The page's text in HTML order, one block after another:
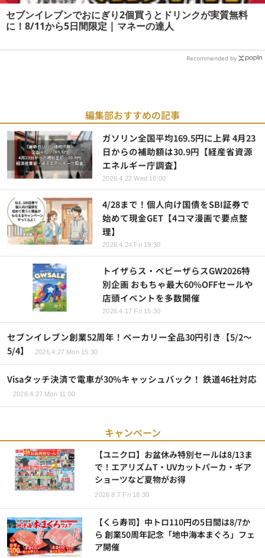
セブンイレブンでおにぎり2個買うとドリンクが実質無料
に！8/11から5日間限定 | マネーの達人
Recommended by
編集部おすすめの記事
ガソリン全国平均169.5円に上昇 4月23
日からの補助額は30.9円【経産省資源
エネルギー庁調査】
2026.4.22 Wed 16:00
4/28まで！個人向け国債をSBI証券で
始めて現金GET【4コマ漫画で要点整
理】
2026.4.24 Fri 19:30
トイザらス・ベビーザらスGW2026特
別企画 おもちゃ最大60%OFFセールや
店頭イベントを多数開催
2026.4.17 Fri 15:30
セブンイレブン創業52周年！ベーカリー全品30円引き【5/2～
5/4】
2026.4.27 Mon 15:30
Visaタッチ決済で電車が30%キャッシュバック！ 鉄道46社対応
2026.4.27 Mon 11:00
キャンペーン
【ユニクロ】お盆休み特別セールは8/13ま
で！エアリズムT・UVカットパーカ・ギア
ショーツなど夏物がお得
2026.8.7 Fri 18:30
【くら寿司】中トロ110円の5日間は8/7か
ら 創業50周年記念「地中海本まぐろ」フェ
ア開催